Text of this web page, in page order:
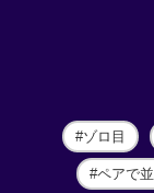
ゾロ目
ペアで